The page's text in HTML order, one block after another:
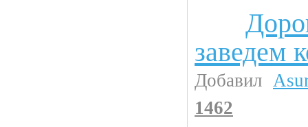
заведем
Добавил
1462